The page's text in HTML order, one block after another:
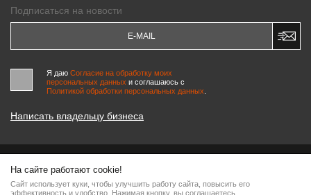
Подписаться на новости
Я даю Согласие на обработку моих
персональных данных и соглашаюсь c
Политикой обработки персональных данных
Написать владельцу бизнеса
© 2000-2026 «МАСТЕРСКИЕ ПИНЧУКА»
Информация на сайте является интеллектуальной собственностью компании, любое
На сайте работают cookie!
Сайт использует куки, чтобы улучшить работу сайта, повысить его
эффективность и удобство. Нажимая кнопку, вы соглашаетесь